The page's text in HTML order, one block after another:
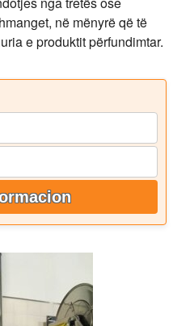
në mënyrë që të
e produktit përfundimtar.